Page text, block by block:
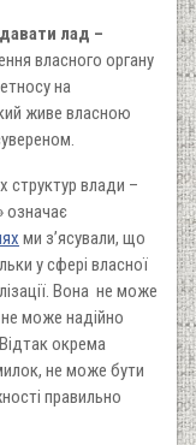
лад –
власного органу
на
живе власною
структур влади –
означає
ми з’ясували, що
у сфері власної
Вона не може
може надійно
окрема
не може бути
правильно